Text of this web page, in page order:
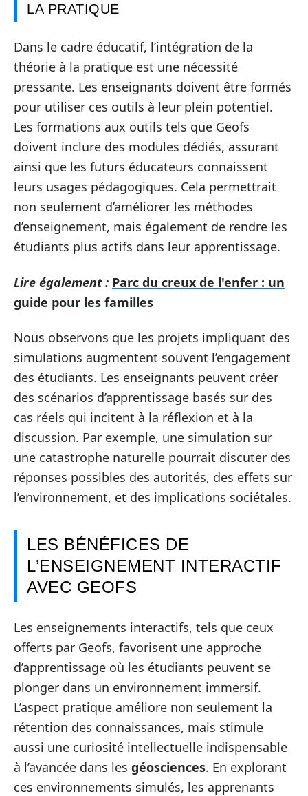
LA PRATIQUE
Dans le cadre éducatif, l’intégration de la
théorie à la pratique est une nécessité
pressante. Les enseignants doivent être formés
pour utiliser ces outils à leur plein potentiel.
Les formations aux outils tels que Geofs
doivent inclure des modules dédiés, assurant
ainsi que les futurs éducateurs connaissent
leurs usages pédagogiques. Cela permettrait
non seulement d’améliorer les méthodes
d’enseignement, mais également de rendre les
étudiants plus actifs dans leur apprentissage.
Lire également : Parc du creux de l'enfer : un
guide pour les familles
Nous observons que les projets impliquant des
simulations augmentent souvent l’engagement
des étudiants. Les enseignants peuvent créer
des scénarios d’apprentissage basés sur des
cas réels qui incitent à la réflexion et à la
discussion. Par exemple, une simulation sur
une catastrophe naturelle pourrait discuter des
réponses possibles des autorités, des effets sur
l’environnement, et des implications sociétales.
LES BÉNÉFICES DE
L’ENSEIGNEMENT INTERACTIF
AVEC GEOFS
Les enseignements interactifs, tels que ceux
offerts par Geofs, favorisent une approche
d’apprentissage où les étudiants peuvent se
plonger dans un environnement immersif.
L’aspect pratique améliore non seulement la
rétention des connaissances, mais stimule
aussi une curiosité intellectuelle indispensable
à l’avancée dans les géosciences. En explorant
ces environnements simulés, les apprenants